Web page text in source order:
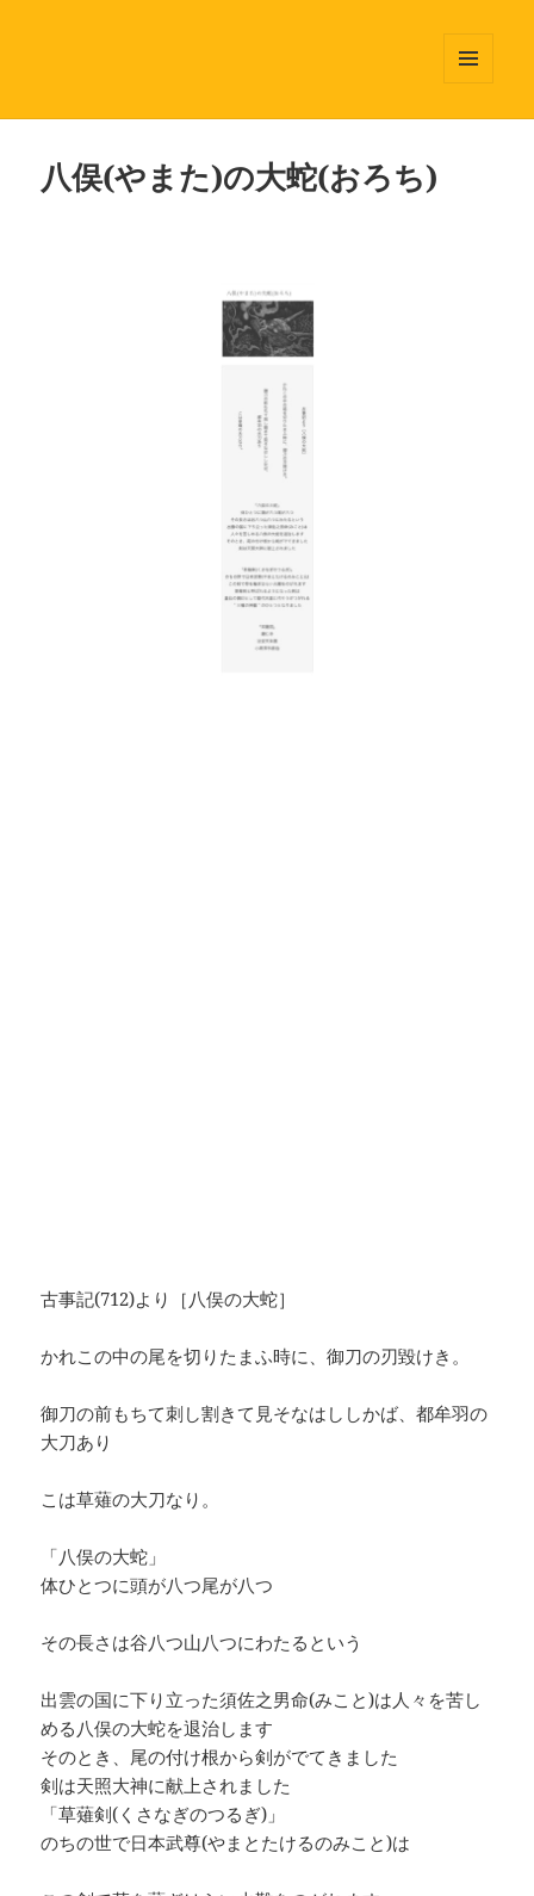
ーとウ
八俣(やまた)の大蛇(おろち)
古事記(712)より［八俣の大蛇］
かれこの中の尾を切りたまふ時に、御刀の刃毀けき。
御刀の前もちて刺し割きて見そなはししかば、都牟羽の
大刀あり
こは草薙の大刀なり。
「八俣の大蛇」
体ひとつに頭が八つ尾が八つ
その長さは谷八つ山八つにわたるという
出雲の国に下り立った須佐之男命(みこと)は人々を苦し
める八俣の大蛇を退治します
そのとき、尾の付け根から剣がでてきました
剣は天照大神に献上されました
「草薙剣(くさなぎのつるぎ)」
のちの世で日本武尊(やまとたけるのみこと)は